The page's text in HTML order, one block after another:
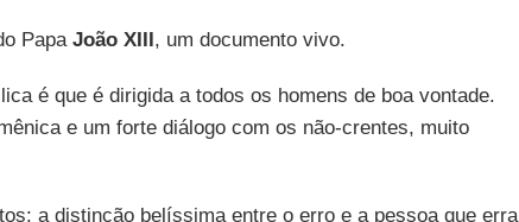
Papa João XIII, um documento vivo.
é que é dirigida a todos os homens de boa vontade.
e um forte diálogo com os não-crentes, muito
a distinção belíssima entre o erro e a pessoa que erra